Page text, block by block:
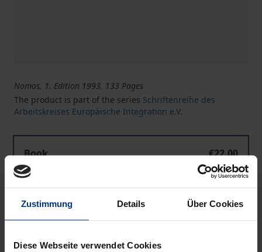
Zustimmung Details Über Cookies
Diese Webseite verwendet Cookies
Nomos, 1. Edition 1993, 133 Pages
The product is part of the series Schriftenreihe des
Arbeitskreises Europäische Integration e.V.
Book
€22.00
ISBN 978-3-7890-2901-1
Not available
Add to Cart